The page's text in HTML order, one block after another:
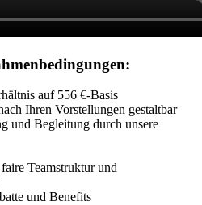
auf 556 €-Basis
Ihren Vorstellungen gestaltbar
und Begleitung durch unsere
Teamstruktur und
und Benefits